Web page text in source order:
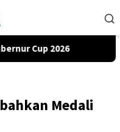
Desak PLN Batulicin
Medali